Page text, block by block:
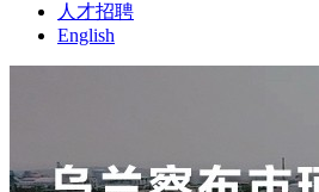
人才招聘
English